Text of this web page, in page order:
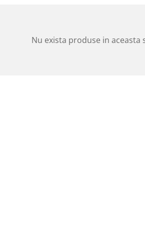
Nu exista produse in aceasta